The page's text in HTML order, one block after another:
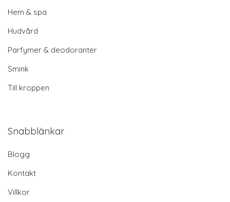
Hem & spa
Hudvård
Parfymer & deodoranter
Smink
Till kroppen
Snabblänkar
Blogg
Kontakt
Villkor